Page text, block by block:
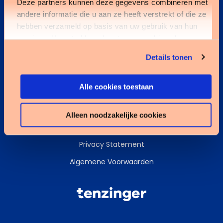
Deze partners kunnen deze gegevens combineren met
andere informatie die u aan ze heeft verstrekt of die ze
hebben verzameld op basis van uw gebruik van hun
services. U gaat akkoord met onze cookies als u onze
Details tonen
Alle cookies toestaan
Alleen noodzakelijke cookies
Kennisbank
Services
Cookies
Privacy Statement
Algemene Voorwaarden
Tenzinger